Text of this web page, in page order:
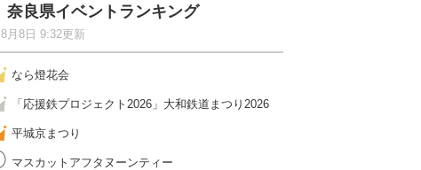
奈良県イベントランキング
8月8日 9:32更新
なら燈花会
「応援鉄プロジェクト2026」大和鉄道まつり2026
平城京まつり
マスカットアフタヌーンティー